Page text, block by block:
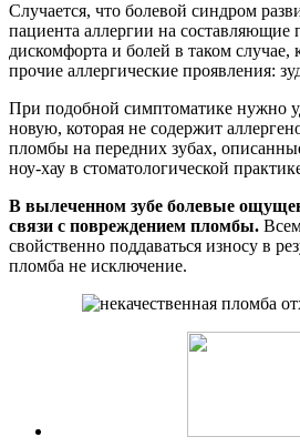
Случается, что болевой синдром
пациента аллергии на
дискомфорта и болей в таком случае,
прочие аллергические проявления:
При подобной симптоматике нужно
новую, которая не содержит
пломбы на передних зубах,
ноу-хау в стоматологической
В вылеченном зубе болевые
связи с повреждением пломбы.
свойственно поддаваться износу в
пломба не исключение.